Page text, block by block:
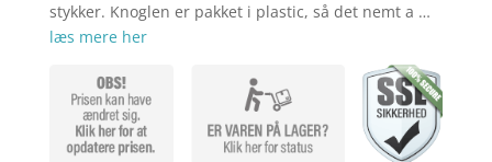
stykker. Knoglen er pakket i plastic, så det nemt a …
læs mere her